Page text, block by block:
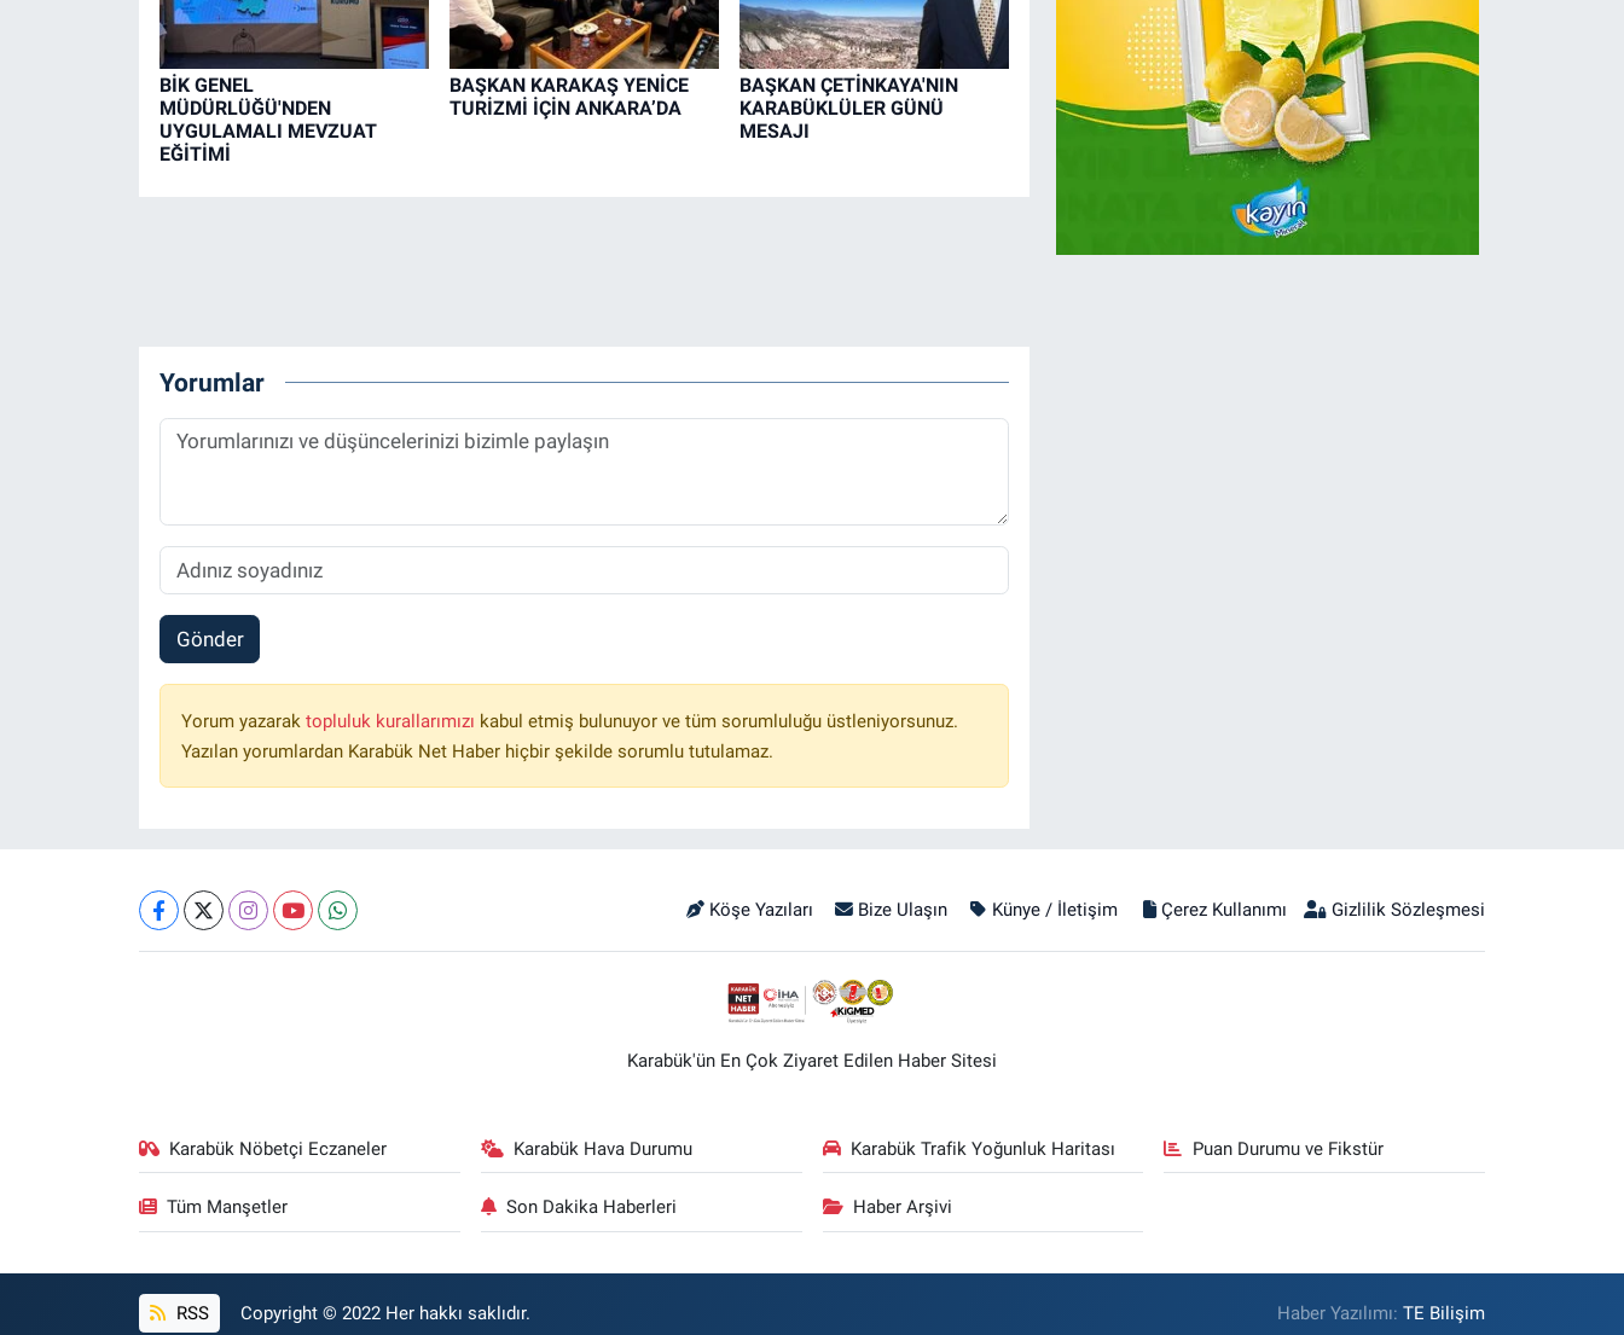
BİK GENEL
MÜDÜRLÜĞÜ'NDEN
UYGULAMALI MEVZUAT
EĞİTİMİ
BAŞKAN KARAKAŞ YENİCE
TURİZMİ İÇİN ANKARA’DA
BAŞKAN ÇETİNKAYA'NIN
KARABÜKLÜLER GÜNÜ
MESAJI
Yorumlar
Gönder
Yorum yazarak topluluk kurallarımızı kabul etmiş bulunuyor ve tüm sorumluluğu üstleniyorsunuz.
Yazılan yorumlardan Karabük Net Haber hiçbir şekilde sorumlu tutulamaz.
Köşe Yazıları Bize Ulaşın Künye / İletişim Çerez Kullanımı Gizlilik Sözleşmesi
Karabük'ün En Çok Ziyaret Edilen Haber Sitesi
Karabük Nöbetçi Eczaneler Karabük Hava Durumu Karabük Trafik Yoğunluk Haritası Puan Durumu ve Fikstür
Tüm Manşetler Son Dakika Haberleri Haber Arşivi
RSS Copyright © 2022 Her hakkı saklıdır. Haber Yazılımı:TE Bilişim